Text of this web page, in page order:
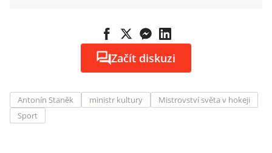
Začít diskuzi
Antonín Staněk ministr kultury
Mistrovství světa v hokeji
Sport